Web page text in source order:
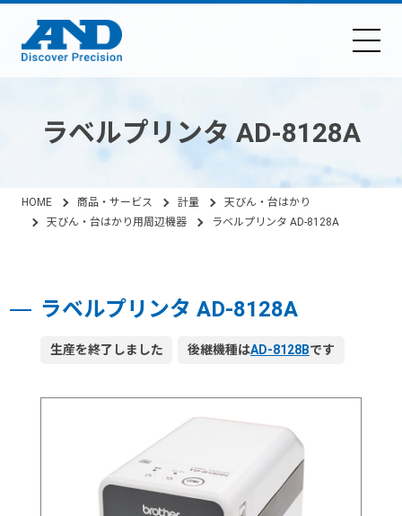
ラベルプリンタ AD-8128A
HOME 商品・サービス 計量
天びん・台はかり
天びん・台はかり用周辺機器
ラベルプリンタ AD-8128A
ラベルプリンタ AD-8128A
生産を終了しました 後継機種はAD-8128Bです